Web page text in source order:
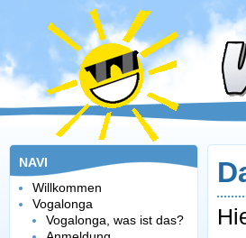
NAVI
Willkommen
Vogalonga
Vogalonga, was ist das?